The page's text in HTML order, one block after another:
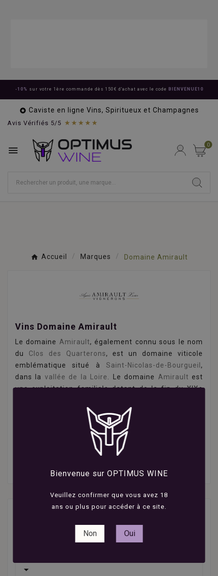
Bienvenue sur OPTIMUS WINE
Veuillez confirmer que vous avez 18
ans ou plus pour accéder à ce site.
Non Oui
-10% sur votre 1ère commande dès 150€ d'achat avec le code BIENVENUE10
 Caviste en ligne Vins, Spiritueux et Champagnes
Avis Vérifiés 5/5 ★★★★★
 0
Accueil Marques Domaine Amirault
Vins Domaine Amirault
Le domaine Amirault, également connu sous le nom
du Clos des Quarterons, est un domaine viticole
emblématique situé à Saint-Nicolas-de-Bourgueil ,
dans la vallée de la Loire . Le domaine Amirault est
une exploitation familiale datant de la fin du XIXe
Cabernet Franc, cépage emblématique de la région.
En 2007, Xavier et AgnèsAmirault
domaine, ont pris un tournant décisif en
convertissant l’ensemble du vignoble à l’agriculture
biodynamie.
